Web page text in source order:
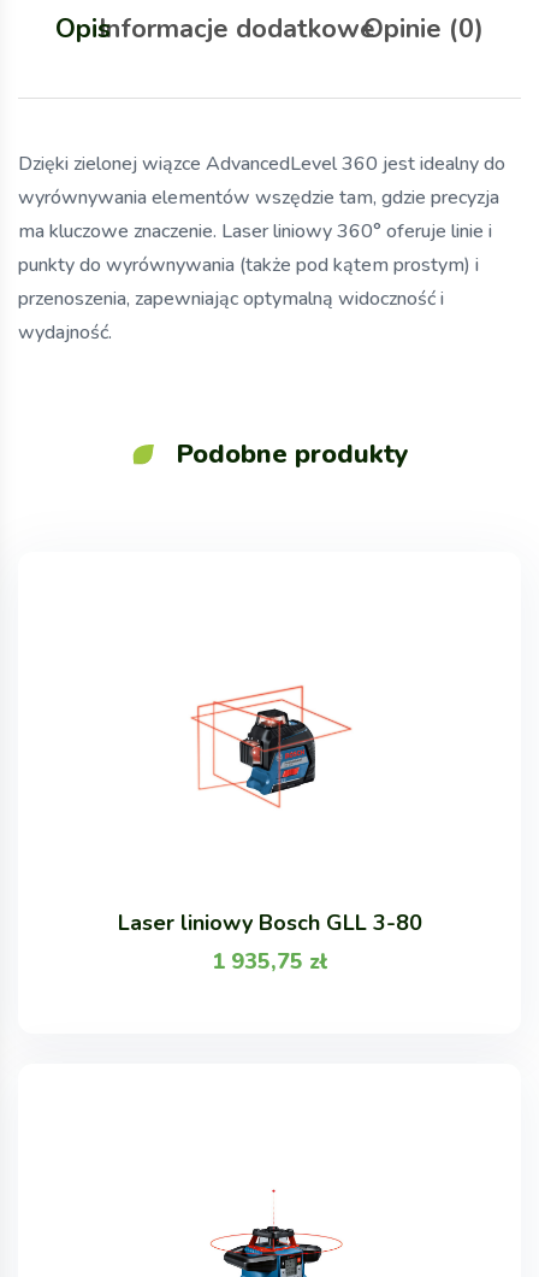
OpisInformacje dodatkoweOpinie (0)
Dzięki zielonej wiązce AdvancedLevel 360 jest idealny do
wyrównywania elementów wszędzie tam, gdzie precyzja
ma kluczowe znaczenie. Laser liniowy 360° oferuje linie i
punkty do wyrównywania (także pod kątem prostym) i
przenoszenia, zapewniając optymalną widoczność i
wydajność.
Podobne produkty
Laser liniowy Bosch GLL 3-80
1 935,75 zł